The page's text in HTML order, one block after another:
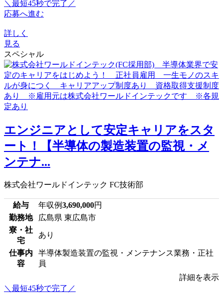
＼最短45秒で完了／
応募へ進む
詳しく
見る
スペシャル
エンジニアとして安定キャリアをスタ
ート！【半導体の製造装置の監視・メ
ンテナ...
株式会社ワールドインテック FC技術部
給与 年収例3,690,000円
勤務地
広島県 東広島市
寮・社
宅
あり
仕事内
容
半導体製造装置の監視・メンテナンス業務・正社
員
詳細を表示
＼最短45秒で完了／